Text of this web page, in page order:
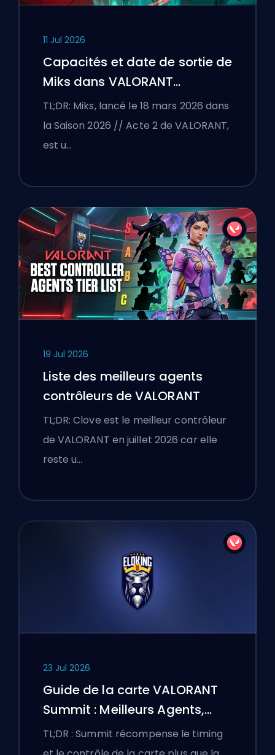
11 Jul 2026
Capacités et date de sortie de
Miks dans VALORANT
expliquées
TL;DR: Miks, lancé le 18 mars 2026 dans
la Saison 2026 // Acte 2 de VALORANT,
est u…
19 Jul 2026
Liste des meilleurs agents
contrôleurs de VALORANT
TL;DR: Clove est le meilleur contrôleur
de VALORANT en juillet 2026 car elle
reste u…
23 Jul 2026
Guide de la carte VALORANT
Summit : Meilleurs Agents,
Callouts et Fumigènes
TL;DR : Summit récompense le timing